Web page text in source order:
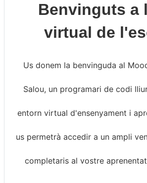
Benvinguts a
virtual de
Us donem la benvinguda al
Salou, un programari de codi
entorn virtual d'ensenyament i
us permetrà accedir a un ampli
completaris al vostre